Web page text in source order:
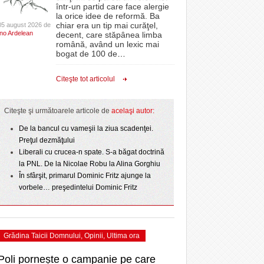
la
- acum 2 zile
cu o victorie
- 25 July 2026
o echipă de
Ziua Timișoarei – City Celebration. Programul
ultimei zile
- 3 August 2026
Sărbătoarea continuă! Zeci de mii de oameni
View all
proiectelor derulate de instituție din fonduri
europene/FOTO
ANAF oferă persoanelor fizice posibilitatea să
beneficieze de Declarația Unică 212
2025
CLIPURI VIDEO
JOCURI ONLINE
DIVERSE
FARMACII DIN
GRĂDINIŢE DIN TIMIŞ
PRIMĂRIILE DIN TIMIŞ
SFATUL MEDICULUI
SFATURI JURIDICE
august 2026 de
Ardelean
într-un partid care face alergie
la orice idee de reformă. Ba
chiar era un tip mai curăţel,
decent, care stăpânea limba
română, având un lexic mai
bogat de 100 de
Citeşte tot articolul
Citeşte şi următoarele articole de acelaşi autor:
De la bancul cu vameşii la ziua scadenţei.
Preţul dezmăţului
Liberali cu crucea-n spate. S-a băgat doctrină
la PNL. De la Nicolae Robu la Alina Gorghiu
În sfârşit, primarul Dominic Fritz ajunge la
vorbele… preşedintelui Dominic Fritz
Grădina Taicii Domnului, Opinii, Ultima ora
pornește o campanie pe care